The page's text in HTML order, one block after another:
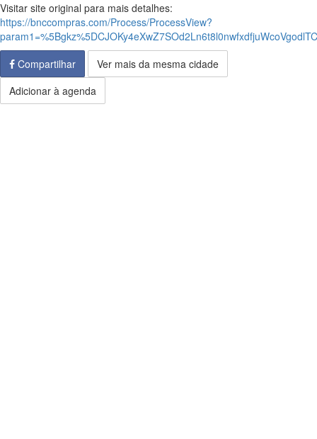
Visitar site original para mais detalhes:
https://bnccompras.com/Process/ProcessView?
Compartilhar
Ver mais da mesma cidade
Adicionar à agenda